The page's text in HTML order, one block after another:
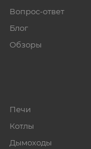
Вопрос-ответ
Блог
Обзоры
Печи
Котлы
Дымоходы